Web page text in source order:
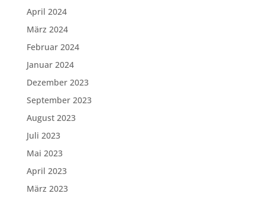
April 2024
März 2024
Februar 2024
Januar 2024
Dezember 2023
September 2023
August 2023
Juli 2023
Mai 2023
April 2023
März 2023